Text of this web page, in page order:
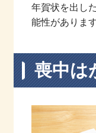
年賀状を出し
能性がありま
喪中は